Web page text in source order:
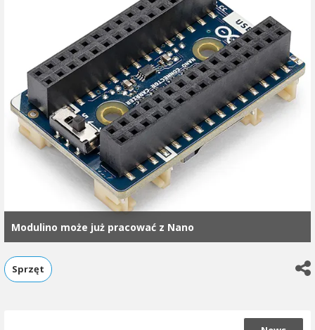
Modulino może już pracować z Nano
Sprzęt